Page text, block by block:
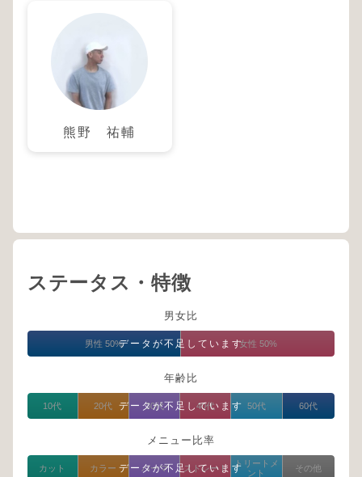
熊野 祐輔
ステータス・特徴
男女比
データが不足しています
男性 50% 女性 50%
年齢比
データが不足しています
10代 20代 30代 40代 50代 60代
メニュー比率
データが不足しています
カット カラー パーマ ストレート
トリートメ
ント
その他